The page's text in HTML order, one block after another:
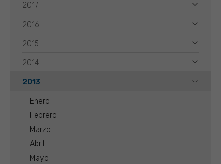
2017
2016
2015
2014
2013
Enero
Febrero
Marzo
Abril
Mayo